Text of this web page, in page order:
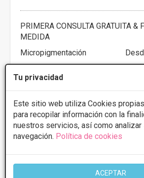
Tu privacidad
Este sitio web utiliza Cookies
para recopilar información con la
nuestros servicios, así como
navegación. Política de cookies
ACEPTAR
PRIMERA CONSULTA GRATUITA &
MEDIDA
Micropigmentación
CONSULTAR/CITA/PRESUPUESTO
Lunes
10:00 - 13:00 15:00 -
Martes
15:00 - 21:00
Miércoles
15:00 - 21:00